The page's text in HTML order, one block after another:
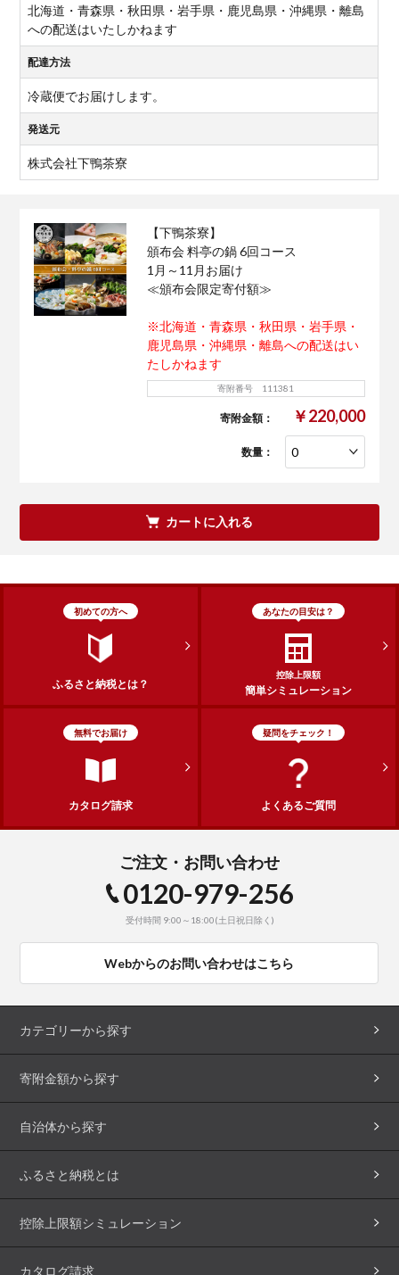
北海道・青森県・秋田県・岩手県・鹿児島県・沖縄県・離島
への配送はいたしかねます
配達方法
冷蔵便でお届けします。
発送元
株式会社下鴨茶寮
【下鴨茶寮】
頒布会 料亭の鍋 6回コース
1月～11月お届け
≪頒布会限定寄付額≫
※北海道・青森県・秋田県・岩手県・
鹿児島県・沖縄県・離島への配送はい
たしかねます
寄附番号 111381
寄附金額： ￥220,000
数量：
カートに入れる
初めての方へ
ふるさと納税とは？
あなたの目安は？
控除上限額
簡単シミュレーション
無料でお届け
カタログ請求
疑問をチェック！
よくあるご質問
ご注文・お問い合わせ
0120-979-256
受付時間 9:00～18:00(土日祝日除く)
Webからのお問い合わせはこちら
カテゴリーから探す
寄附金額から探す
自治体から探す
ふるさと納税とは
控除上限額シミュレーション
カタログ請求